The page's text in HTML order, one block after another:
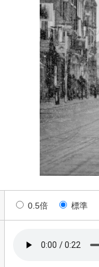
0.5倍 標準